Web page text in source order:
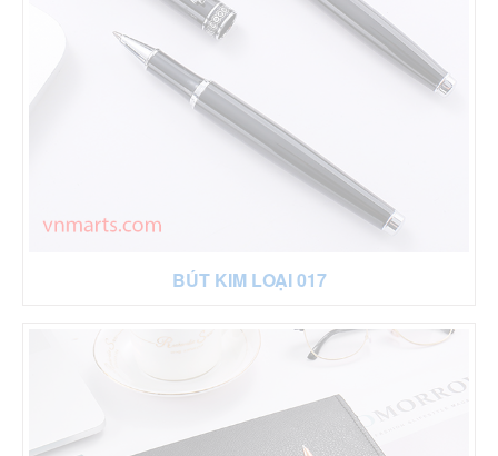
BÚT KIM LOẠI 017